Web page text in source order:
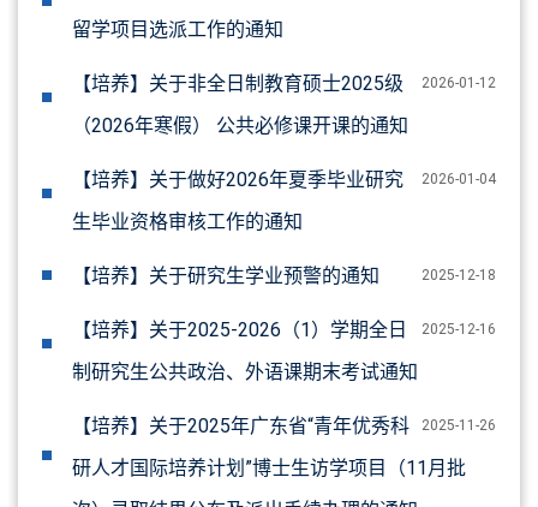
留学项目选派工作的通知
2026-01-12
【培养】关于非全日制教育硕士2025级
（2026年寒假） 公共必修课开课的通知
2026-01-04
【培养】关于做好2026年夏季毕业研究
生毕业资格审核工作的通知
2025-12-18
【培养】关于研究生学业预警的通知
2025-12-16
【培养】关于2025-2026（1）学期全日
制研究生公共政治、外语课期末考试通知
2025-11-26
【培养】关于2025年广东省“青年优秀科
研人才国际培养计划”博士生访学项目（11月批